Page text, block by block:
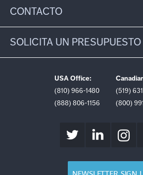
CONTACTO
SOLICITA UN PRESUPUESTO
USA Office:
(810) 966-1480
(888) 806-1156
(519)
(800)